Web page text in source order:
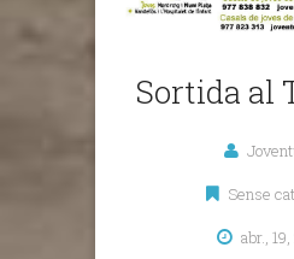
Sortida al
Sense
abr.,